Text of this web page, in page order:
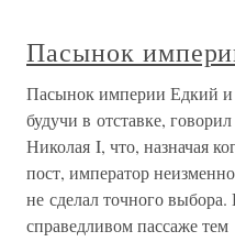
Пасынок
Пасынок империи Едкий
будучи в отставке,
Николая I, что, назначая
пост, император
не сделал точного
справедливом пассаже тем